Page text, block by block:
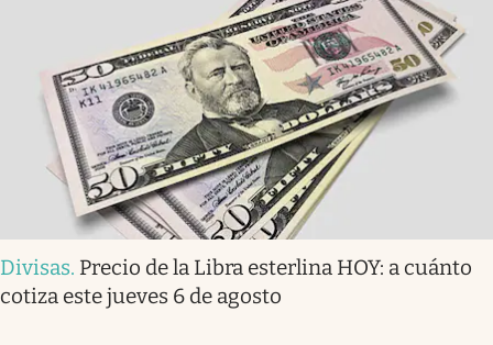
Divisas. Precio de la Libra esterlina HOY: a cuánto
cotiza este jueves 6 de agosto